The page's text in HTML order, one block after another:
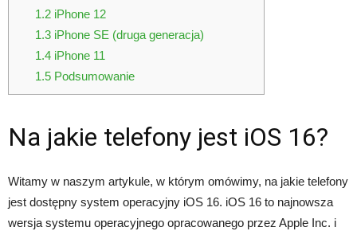
1.2iPhone 12
1.3iPhone SE (druga generacja)
1.4iPhone 11
1.5Podsumowanie
Na jakie telefony jest iOS 16?
Witamy w naszym artykule, w którym omówimy, na jakie telefony
jest dostępny system operacyjny iOS 16. iOS 16 to najnowsza
wersja systemu operacyjnego opracowanego przez Apple Inc. i